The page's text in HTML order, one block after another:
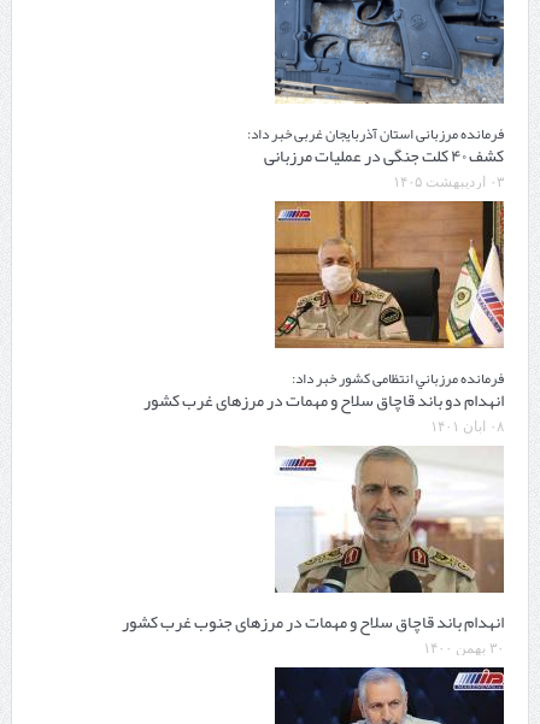
فرمانده مرزبانی استان آذربایجان غربی خبر داد:
کشف ۴۰ کلت جنگی در عملیات مرزبانی
۰۳ اردیبهشت ۱۴۰۵
فرمانده مرزباني انتظامی کشور خبر داد:
انهدام دو باند قاچاق سلاح و مهمات در مرزهای غرب کشور
۰۸ آبان ۱۴۰۱
انهدام باند قاچاق سلاح و مهمات در مرزهای جنوب غرب کشور
۳۰ بهمن ۱۴۰۰